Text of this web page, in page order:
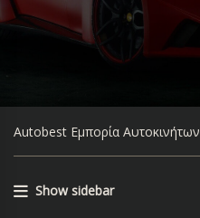
Autobest Εμπορία Αυτοκινήτων
Show sidebar